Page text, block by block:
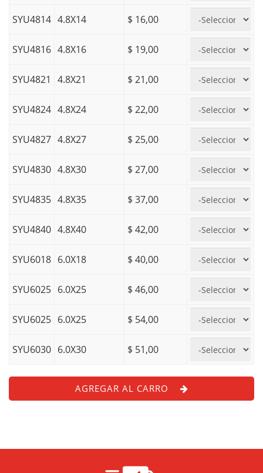
SYU4814 4.8X14 $ 16,00
SYU4816 4.8X16 $ 19,00
SYU4821 4.8X21 $ 21,00
SYU4824 4.8X24 $ 22,00
SYU4827 4.8X27 $ 25,00
SYU4830 4.8X30 $ 27,00
SYU4835 4.8X35 $ 37,00
SYU4840 4.8X40 $ 42,00
SYU6018 6.0X18 $ 40,00
SYU6025 6.0X25 $ 46,00
SYU6025 6.0X25 $ 54,00
SYU6030 6.0X30 $ 51,00
AGREGAR AL CARRO